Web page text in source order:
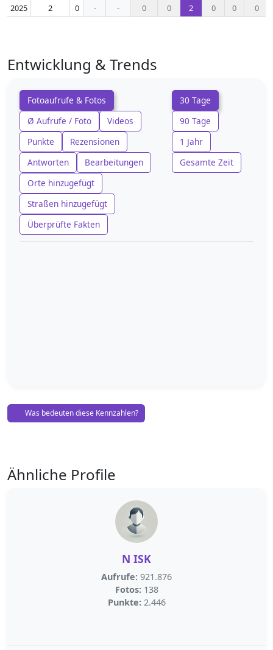
2025 2 0 - - 0 0 2 0 0 0
Entwicklung & Trends
Fotoaufrufe & Fotos
Ø Aufrufe / Foto
Videos
Punkte
Rezensionen
Antworten
Bearbeitungen
Orte hinzugefügt
Straßen hinzugefügt
Überprüfte Fakten
30 Tage
90 Tage
1 Jahr
Gesamte Zeit
Was bedeuten diese Kennzahlen?
Ähnliche Profile
N ISK
Aufrufe: 921.876
Fotos: 138
Punkte: 2.446